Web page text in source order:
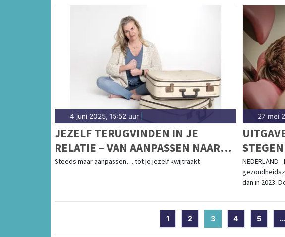
4 juni 2025, 15:52 uur
JEZELF TERUGVINDEN IN JE
RELATIE – VAN AANPASSEN NAAR
ÉCHT JEZELF ZIJN
Steeds maar aanpassen… tot je jezelf kwijtraakt
27 mei
NEDERLAND
dan in 2023.
1 2 3 (current)
4 5 ...